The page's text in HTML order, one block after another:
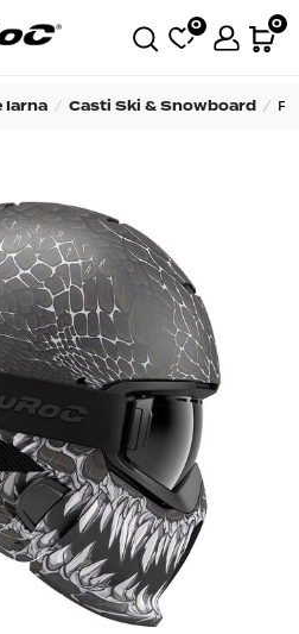
0 0
Iarna Casti Ski & Snowboard